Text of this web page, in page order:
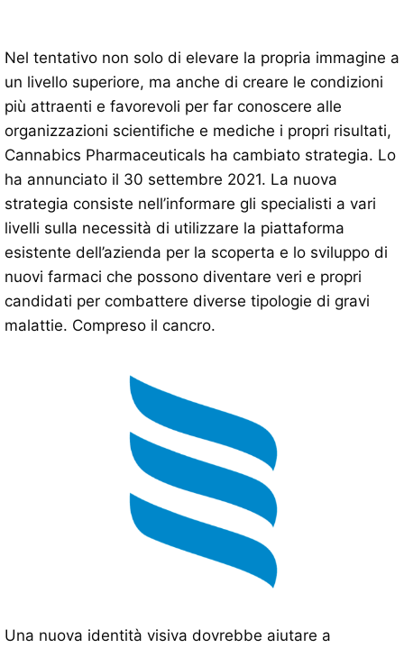
Nel tentativo non solo di elevare la propria immagine a
un livello superiore, ma anche di creare le condizioni
più attraenti e favorevoli per far conoscere alle
organizzazioni scientifiche e mediche i propri risultati,
Cannabics Pharmaceuticals ha cambiato strategia. Lo
ha annunciato il 30 settembre 2021. La nuova
strategia consiste nell’informare gli specialisti a vari
livelli sulla necessità di utilizzare la piattaforma
esistente dell’azienda per la scoperta e lo sviluppo di
nuovi farmaci che possono diventare veri e propri
candidati per combattere diverse tipologie di gravi
malattie. Compreso il cancro.
Una nuova identità visiva dovrebbe aiutare a